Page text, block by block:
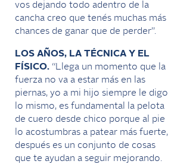
vos dejando todo adentro de la
cancha creo que tenés muchas más
chances de ganar que de perder”.
LOS AÑOS, LA TÉCNICA Y EL
FÍSICO. “Llega un momento que la
fuerza no va a estar más en las
piernas, yo a mi hijo siempre le digo
lo mismo, es fundamental la pelota
de cuero desde chico porque al pie
lo acostumbras a patear más fuerte,
después es un conjunto de cosas
que te ayudan a seguir mejorando.